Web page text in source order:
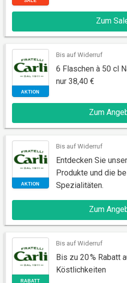
SALE
Zum
AKTION
Bis auf Widerruf
6 Flaschen à 50 cl
nur 38,40 €
Zum
Bis auf Widerruf
Entdecken Sie
Produkte und die
Spezialitäten.
Zum
Bis auf Widerruf
Bis zu 20 % Rabatt
Köstlichkeiten